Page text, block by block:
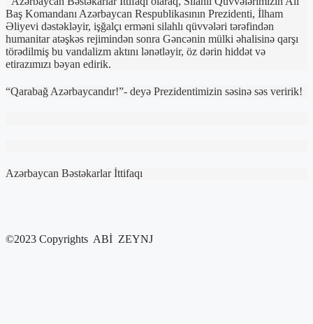
Baş Komandanı Azərbaycan Respublikasının Prezidenti, İlham
Əliyevi dəstəkləyir, işğalçı erməni silahlı qüvvələri tərəfindən
humanitar atəşkəs rejimindən sonra Gəncənin mülki əhalisinə qarşı
törədilmiş bu vandalizm aktını lənətləyir, öz dərin hiddət və
etirazımızı bəyan edirik.
“Qarabağ Azərbaycandır!”- deyə Prezidentimizin səsinə səs veririk!
Azərbaycan Bəstəkarlar İttifaqı
©2023 Copyrights ABİ ZEYNJ